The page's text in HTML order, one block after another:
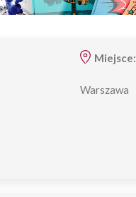
Miejsce:
Warszawa